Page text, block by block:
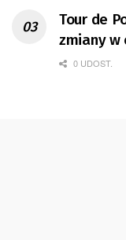
Tour de
zmiany w
0 UDOST.